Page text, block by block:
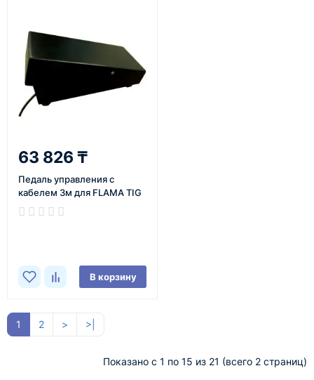
63 826 ₸
Педаль управления с
кабелем 3м для FLAMA TIG
В корзину
1 2 > >|
Показано с 1 по 15 из 21 (всего 2 страниц)